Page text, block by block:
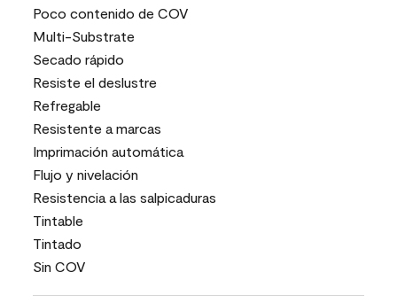
Poco contenido de COV
Multi-Substrate
Secado rápido
Resiste el deslustre
Refregable
Resistente a marcas
Imprimación automática
Flujo y nivelación
Resistencia a las salpicaduras
Tintable
Tintado
Sin COV